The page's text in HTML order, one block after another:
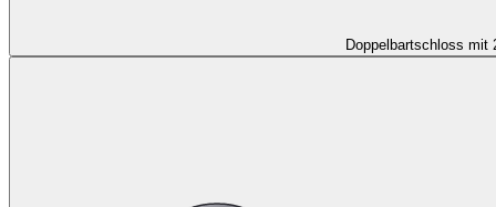
Doppelbartschloss mit